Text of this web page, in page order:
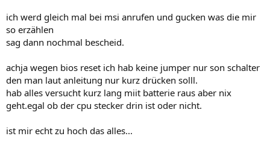
ich werd gleich mal bei msi anrufen und gucken was die mir
so erzählen
sag dann nochmal bescheid.
achja wegen bios reset ich hab keine jumper nur son schalter
den man laut anleitung nur kurz drücken solll.
hab alles versucht kurz lang miit batterie raus aber nix
geht.egal ob der cpu stecker drin ist oder nicht.
ist mir echt zu hoch das alles...